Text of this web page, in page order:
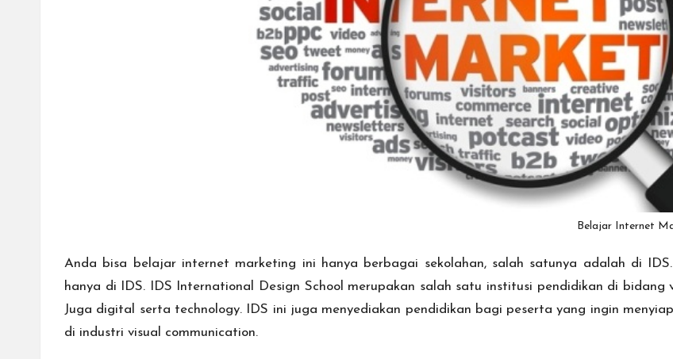
Belajar Internet
Anda bisa belajar internet marketing ini hanya berbagai sekolahan, salah satunya adalah di
hanya di IDS. IDS International Design School merupakan salah satu institusi pendidikan di
Juga digital serta technology. IDS ini juga menyediakan pendidikan bagi peserta yang ingin
di industri visual communication.